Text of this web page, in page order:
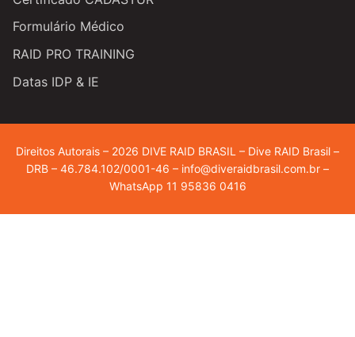
Formulário Médico
RAID PRO TRAINING
Datas IDP & IE
Direitos Autorais – 2026 DIVE RAID BRASIL – Dive RAID Brasil –
DRB – 46.784.102/0001-46 – info@diveraidbrasil.com.br –
WhatsApp 11 95836 0416